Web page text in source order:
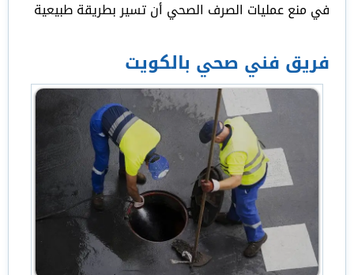
في منع عمليات الصرف الصحي أن تسير بطريقة طبيعية
فريق فني صحي بالكويت